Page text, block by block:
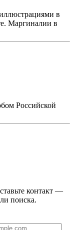
в
Маргиналии в
Российской
контакт —
поиска.